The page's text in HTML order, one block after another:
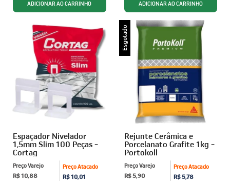
Espaçador Nivelador
1,5mm Slim 100 Peças -
Cortag
Preço Atacado
R$ 10,01
Preço Varejo
R$ 10,88
Esgotado
Rejunte Cerâmica e
Porcelanato Grafite 1kg -
Portokoll
Preço Atacado
R$ 5,78
Preço Varejo
R$ 5,90